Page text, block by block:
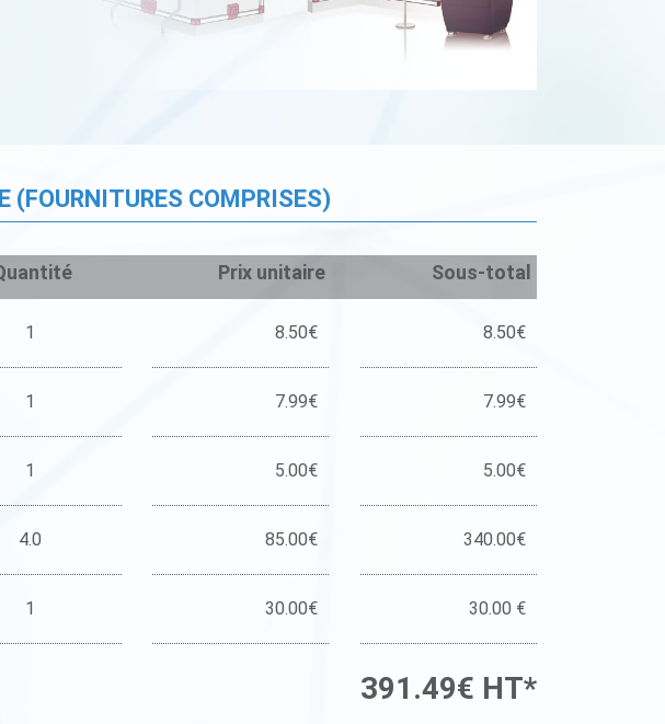
(FOURNITURES COMPRISES)
Prix unitaire Sous-total
1 8.50€ 8.50€
1 7.99€ 7.99€
1 5.00€ 5.00€
4.0 85.00€ 340.00€
1 30.00€ 30.00 €
391.49€ HT*